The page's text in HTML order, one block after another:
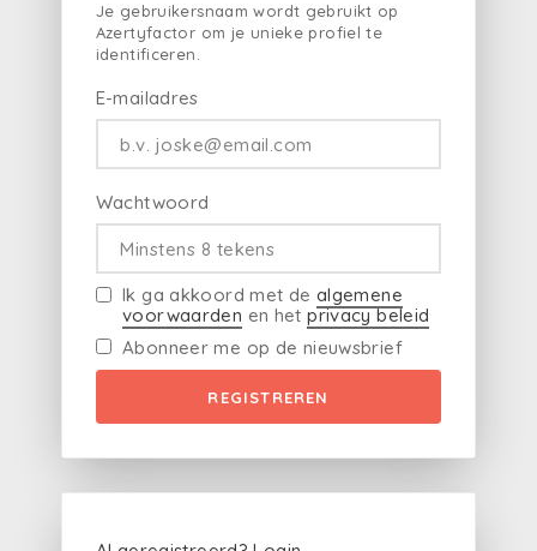
Je gebruikersnaam wordt gebruikt op
Azertyfactor om je unieke profiel te
identificeren.
E-mailadres
Wachtwoord
Ik ga akkoord met de algemene
voorwaarden en hetprivacy beleid
Abonneer me op de nieuwsbrief
REGISTREREN